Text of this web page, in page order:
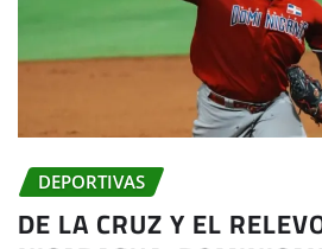
DEPORTIVAS
DE LA CRUZ Y EL